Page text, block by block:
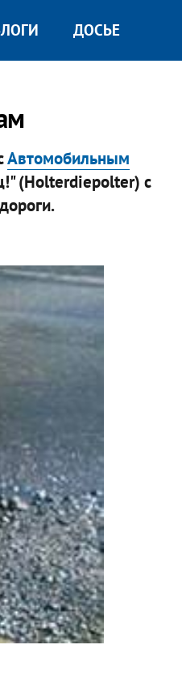
ДОСЬЕ
Автомобильным
(Holterdiepolter) с